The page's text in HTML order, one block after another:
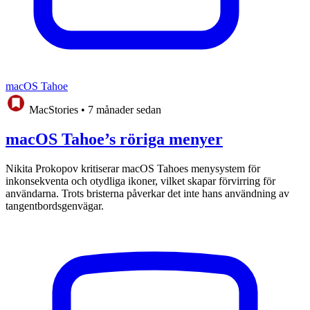
macOS Tahoe
MacStories • 7 månader sedan
macOS Tahoe’s röriga menyer
Nikita Prokopov kritiserar macOS Tahoes menysystem för
inkonsekventa och otydliga ikoner, vilket skapar förvirring för
användarna. Trots bristerna påverkar det inte hans användning av
tangentbordsgenvägar.